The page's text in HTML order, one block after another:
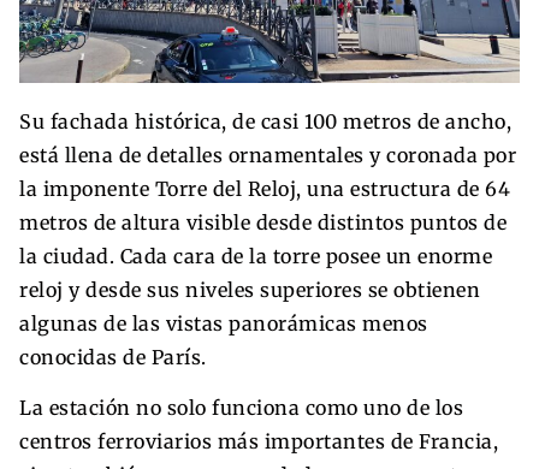
Su fachada histórica, de casi 100 metros de ancho,
está llena de detalles ornamentales y coronada por
la imponente Torre del Reloj, una estructura de 64
metros de altura visible desde distintos puntos de
la ciudad. Cada cara de la torre posee un enorme
reloj y desde sus niveles superiores se obtienen
algunas de las vistas panorámicas menos
conocidas de París.
La estación no solo funciona como uno de los
centros ferroviarios más importantes de Francia,